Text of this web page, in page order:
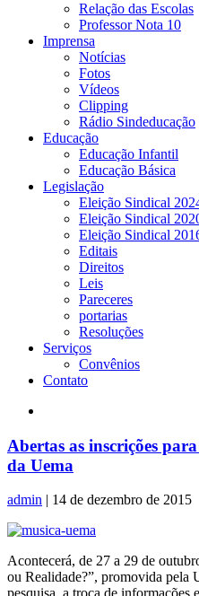
Relação das Escolas
Professor Nota 10
Imprensa
Notícias
Fotos
Vídeos
Clipping
Rádio Sindeducação
Educação
Educação Infantil
Educação Básica
Legislação
Eleição Sindical
Eleição Sindical
Eleição Sindical
Editais
Direitos
Leis
Pareceres
portarias
Resoluções
Serviços
Convênios
Contato
Abertas as inscrições
da Uema
admin | 14 de dezembro de 2015
Acontecerá, de 27 a 29 de
ou Realidade?”, promovida pela